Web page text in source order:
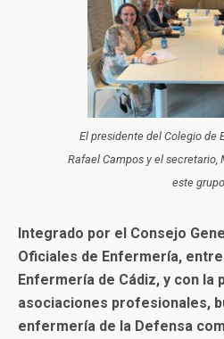
El presidente del Colegio de
Rafael Campos y el secretario,
este grupo.
Integrado por el Consejo
Oficiales de Enfermería,
Enfermería de Cádiz, y con la
asociaciones profesionales,
enfermería de la Defensa